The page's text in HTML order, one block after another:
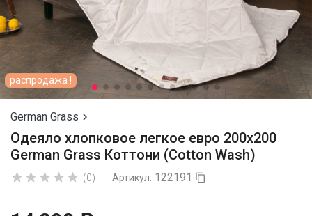
распродажа !
German Grass 
Одеяло хлопковое легкое евро 200х200
German Grass Коттони (Cotton Wash)
     (0) Артикул: 122191 